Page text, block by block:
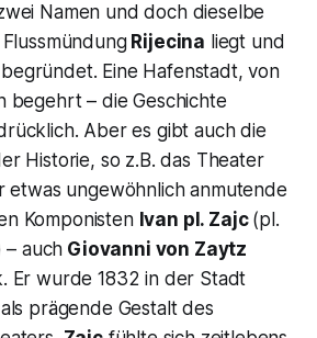
Namen und doch dieselbe
Rijecina liegt und
Eine Hafenstadt, von
begehrt – die Geschichte
Aber es gibt auch die
Historie, so z.B. das Theater
etwas ungewöhnlich anmutende
Komponisten Ivan pl. Zajc (pl.
– auch Giovanni von Zaytz
Er wurde 1832 in der Stadt
prägende Gestalt des